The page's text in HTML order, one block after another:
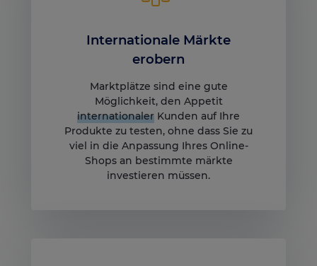
Internationale Märkte
erobern
Marktplätze sind eine gute
Möglichkeit, den Appetit
internationaler Kunden auf Ihre
Produkte zu testen, ohne dass Sie zu
viel in die Anpassung Ihres Online-
Shops an bestimmte märkte
investieren müssen.